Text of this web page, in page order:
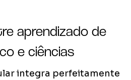
aprendizado de
e ciências
integra perfeitamente